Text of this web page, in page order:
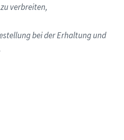
verbreiten,
bei der Erhaltung und